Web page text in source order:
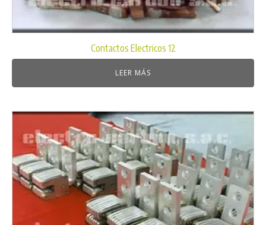
Contactos Electricos 12
LEER MÁS